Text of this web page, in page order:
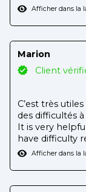
Afficher dans la
Marion
Client
C’est très
des difficultés
It is very
have difficulty
Afficher dans la